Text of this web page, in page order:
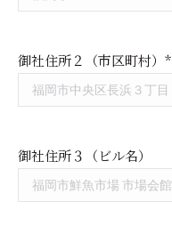
御社住所２（市区町村）*
御社住所３（ビル名）